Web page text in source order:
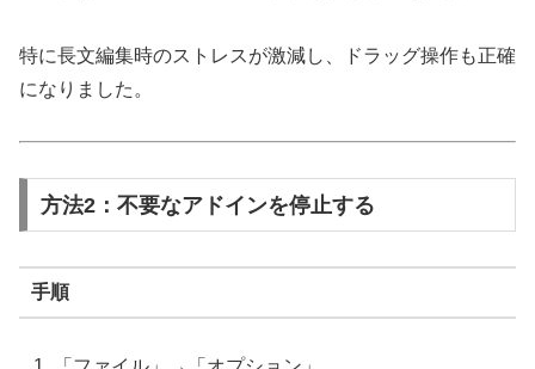
特に長文編集時のストレスが激減し、ドラッグ操作も正確
になりました。
方法2：不要なアドインを停止する
手順